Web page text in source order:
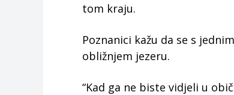
tom kraju.
Poznanici kažu da se s
obližnjem jezeru.
“Kad ga ne biste vidjeli u